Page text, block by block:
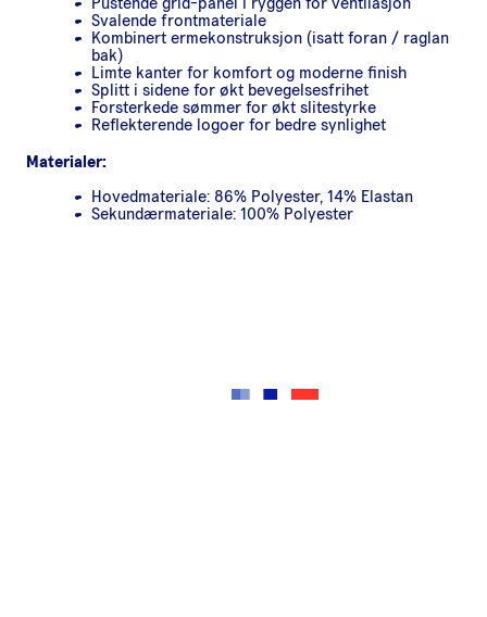
Svalende frontmateriale
Kombinert ermekonstruksjon (isatt foran / raglan
bak)
Limte kanter for komfort og moderne finish
Splitt i sidene for økt bevegelsesfrihet
Forsterkede sømmer for økt slitestyrke
Reflekterende logoer for bedre synlighet
Materialer:
Hovedmateriale: 86% Polyester, 14% Elastan
Sekundærmateriale: 100% Polyester